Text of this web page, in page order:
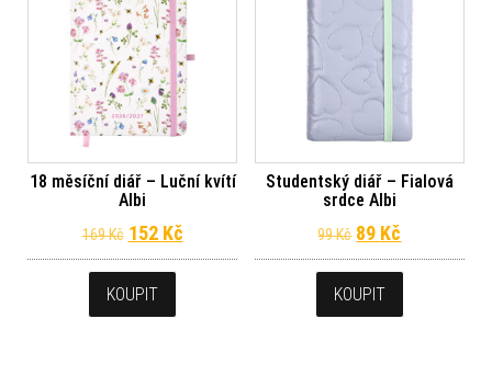
18 měsíční diář – Luční kvítí
Albi
169Kč Původní cena byla: 169 Kč.
152 KčAktuální cena je: 152 Kč.
KOUPIT
Studentský diář – Fialová
srdce Albi
99Kč Původní cena
89 Kč
KOUPIT